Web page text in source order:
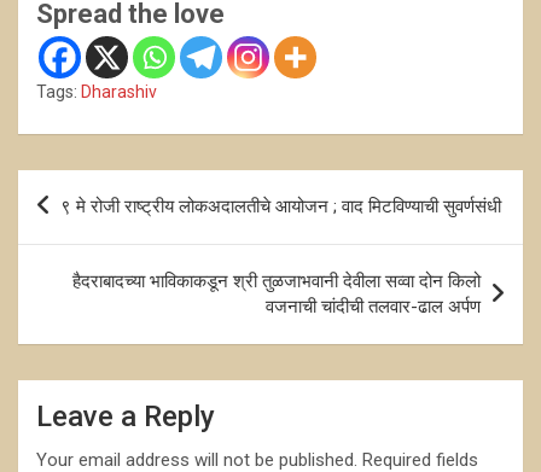
Spread the love
Tags: Dharashiv
Post
navigation
९ मे रोजी राष्ट्रीय लोकअदालतीचे आयोजन ; वाद मिटविण्याची सुवर्णसंधी
हैदराबादच्या भाविकाकडून श्री तुळजाभवानी देवीला सव्वा दोन किलो
वजनाची चांदीची तलवार-ढाल अर्पण
Leave a Reply
Your email address will not be published. Required fields